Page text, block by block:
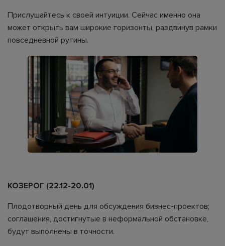
Прислушайтесь к своей интуиции. Сейчас именно она
может открыть вам широкие горизонты, раздвинув рамки
повседневной рутины.
КОЗЕРОГ (22.12-20.01)
Плодотворный день для обсуждения бизнес-проектов;
соглашения, достигнутые в неформальной обстановке,
будут выполнены в точности.